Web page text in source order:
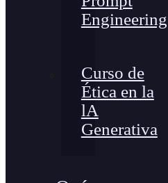
Engineering
Curso de
Ética en la
lA
Generativa